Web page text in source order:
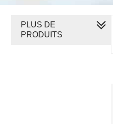
PLUS DE
PRODUITS